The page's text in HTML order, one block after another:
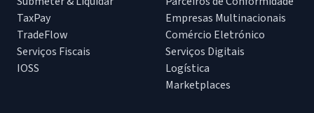
TaxPay
TradeFlow
Serviços Fiscais
IOSS
Empresas Multinacionais
Comércio Eletrónico
Serviços Digitais
Logística
Marketplaces